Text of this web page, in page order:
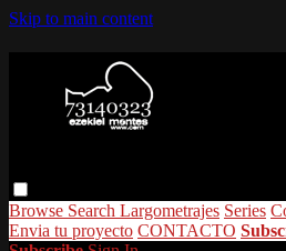
Skip to main content
Browse Search Largometrajes Series
Envia tu proyecto CONTACTO